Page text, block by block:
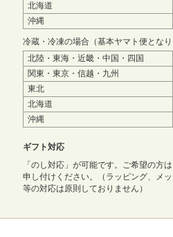
北海道
沖縄
冷蔵・冷凍の場合（基本ヤマト便となり
北陸・東海・近畿・中国・四国
関東・東京・信越・九州
東北
北海道
沖縄
ギフト対応
「のし対応」が可能です。ご希望の方
申し付けください。（ラッピング、メ
等の対応は原則しておりません）